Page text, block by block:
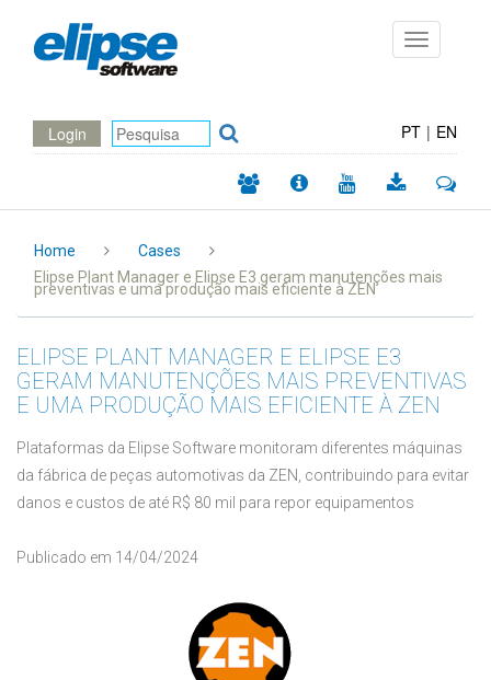
Toggle
navigation
Login PT | EN
Home
Cases
Elipse Plant Manager e Elipse E3 geram manutenções mais
preventivas e uma produção mais eficiente à ZEN
ELIPSE PLANT MANAGER E ELIPSE E3
GERAM MANUTENÇÕES MAIS PREVENTIVAS
E UMA PRODUÇÃO MAIS EFICIENTE À ZEN
Plataformas da Elipse Software monitoram diferentes máquinas
da fábrica de peças automotivas da ZEN, contribuindo para evitar
danos e custos de até R$ 80 mil para repor equipamentos
Publicado em 14/04/2024